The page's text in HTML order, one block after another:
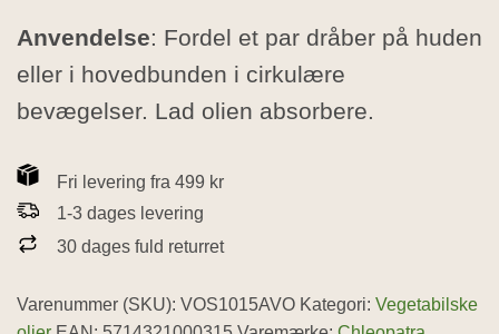
Anvendelse: Fordel et par dråber på huden
eller i hovedbunden i cirkulære
bevægelser. Lad olien absorbere.
Fri levering fra 499 kr
1-3 dages levering
30 dages fuld returret
Varenummer (SKU): VOS1015AVO Kategori: Vegetabilske